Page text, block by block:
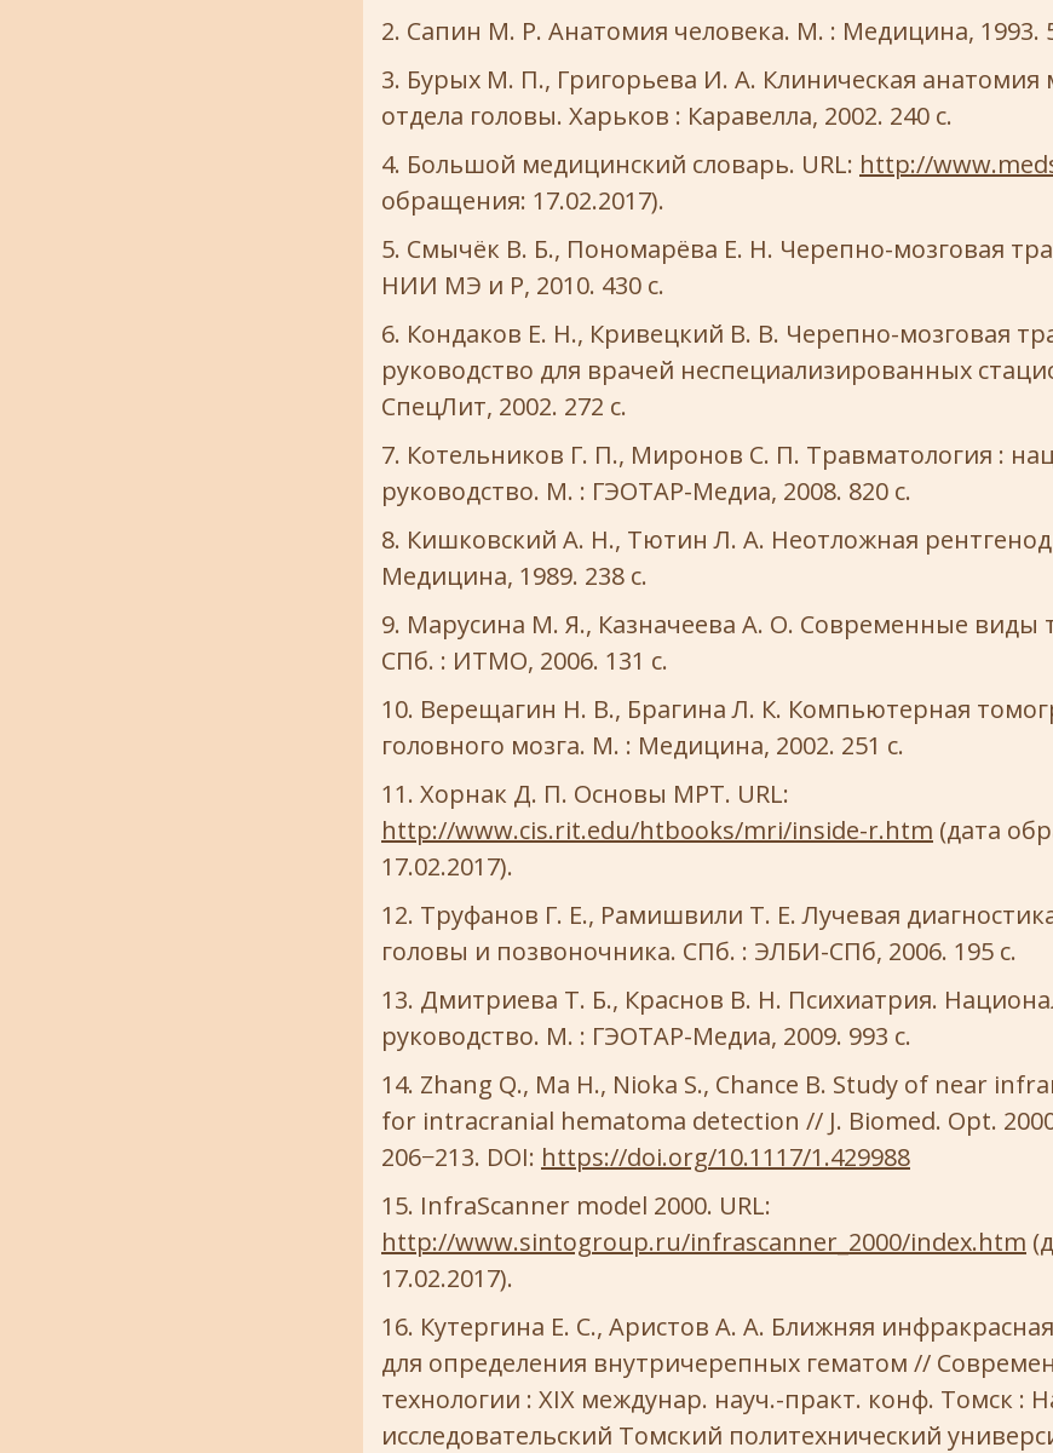
Сапин М. Р. Анатомия человека. М. : Медицина, 1993.
Бурых М. П., Григорьева И. А. Клиническая анатомия
отдела головы. Харьков : Каравелла, 2002. 240 с.
Большой медицинский словарь. URL: http://
обращения: 17.02.2017).
Смычёк В. Б., Пономарёва Е. Н. Черепно-мозговая
НИИ МЭ и Р, 2010. 430 с.
Кондаков Е. Н., Кривецкий В. В. Черепно-мозговая
руководство для врачей неспециализированных
СпецЛит, 2002. 272 с.
Котельников Г. П., Миронов С. П. Травматология :
руководство. М. : ГЭОТАР-Медиа, 2008. 820 с.
Кишковский А. Н., Тютин Л. А. Неотложная
Медицина, 1989. 238 с.
Марусина М. Я., Казначеева А. О. Современные виды
СПб. : ИТМО, 2006. 131 с.
Верещагин Н. В., Брагина Л. К. Компьютерная
головного мозга. М. : Медицина, 2002. 251 с.
Хорнак Д. П. Основы МРТ. URL:
http://www.cis.rit.edu/htbooks/mri/inside-r.htm (дата
17.02.2017).
Труфанов Г. Е., Рамишвили Т. Е. Лучевая
головы и позвоночника. СПб. : ЭЛБИ-СПб, 2006. 195 с.
Дмитриева Т. Б., Краснов В. Н. Психиатрия.
руководство. М. : ГЭОТАР-Медиа, 2009. 993 с.
Zhang Q., Ma H., Nioka S., Chance B. Study of near
for intracranial hematoma detection // J. Biomed. Opt.
206−213. DOI: https://doi.org/10.1117/1.429988
InfraScanner model 2000. URL:
http://www.sintogroup.ru/infrascanner_2000/index.htm
17.02.2017).
Кутергина Е. С., Аристов А. А. Ближняя
для определения внутричерепных гематом //
технологии : XIX междунар. науч.-практ. конф. Томск :
исследовательский Томский политехнический